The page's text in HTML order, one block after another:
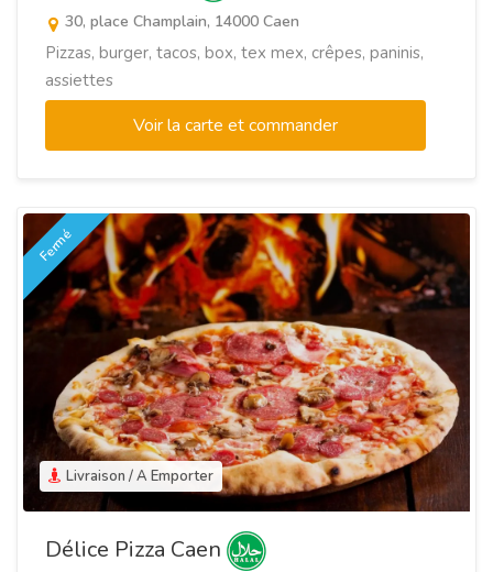
30, place Champlain, 14000 Caen
Pizzas, burger, tacos, box, tex mex, crêpes, paninis,
assiettes
Voir la carte et commander
Livraison / A Emporter
Fermé
Délice Pizza Caen